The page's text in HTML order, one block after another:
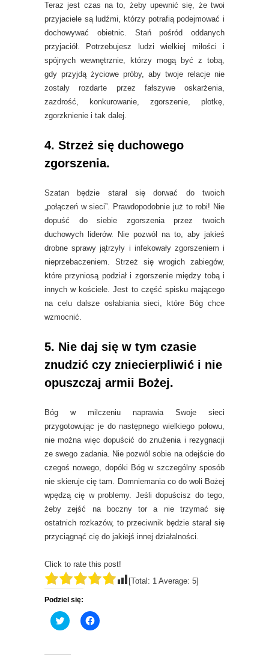
Teraz jest czas na to, żeby upewnić się, że twoi
przyjaciele są ludźmi, którzy potrafią podejmować i
dochowywać obietnic. Stań pośród oddanych
przyjaciół. Potrzebujesz ludzi wielkiej miłości i
spójnych wewnętrznie, którzy mogą być z tobą,
gdy przyjdą życiowe próby, aby twoje relacje nie
zostały rozdarte przez fałszywe oskarżenia,
zazdrość, konkurowanie, zgorszenie, plotkę,
zgorzknienie i tak dalej.
4. Strzeż się duchowego
zgorszenia.
Szatan będzie starał się dorwać do twoich
„połączeń w sieci”. Prawdopodobnie już to robi! Nie
dopuść do siebie zgorszenia przez twoich
duchowych liderów. Nie pozwól na to, aby jakieś
drobne sprawy jątrzyły i infekowały zgorszeniem i
nieprzebaczeniem. Strzeż się wrogich zabiegów,
które przyniosą podział i zgorszenie między tobą i
innych w kościele. Jest to część spisku mającego
na celu dalsze osłabiania sieci, które Bóg chce
wzmocnić.
5. Nie daj się w tym czasie
znudzić czy zniecierpliwić i nie
opuszczaj armii Bożej.
Bóg w milczeniu naprawia Swoje sieci
przygotowując je do następnego wielkiego połowu,
nie można więc dopuścić do znużenia i rezygnacji
ze swego zadania. Nie pozwól sobie na odejście do
czegoś nowego, dopóki Bóg w szczególny sposób
nie skieruje cię tam. Domniemania co do woli Bożej
wpędzą cię w problemy. Jeśli dopuścisz do tego,
żeby zejść na boczny tor a nie trzymać się
ostatnich rozkazów, to przeciwnik będzie starał się
przyciągnąć cię do jakiejś innej działalności.
Click to rate this post!
[Total: 1 Average: 5]
Podziel się:
C
l
C
l